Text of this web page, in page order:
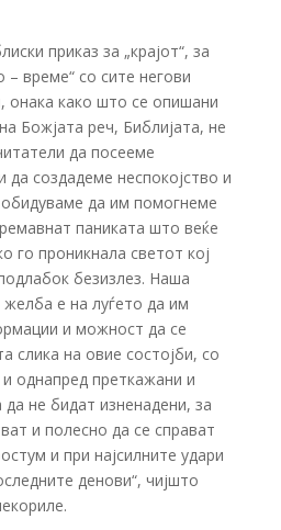
приказ за „крајот“, за
– време“ со сите негови
онака како што се опишани
Божјата реч, Библијата, не
да посееме
да создадеме неспокојство и
да им помогнеме
паниката што веќе
го проникнала светот кој
безизлез. Наша
е на луѓето да им
и можност да се
слика на овие состојби, со
однапред преткажани и
не бидат изненадени, за
и полесно да се справат
и при најсилните удари
денови“, чијшто